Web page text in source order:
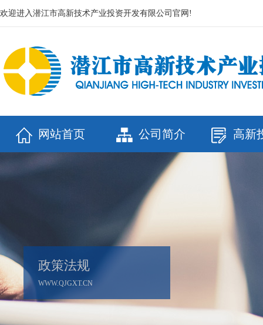
欢迎进入潜江市高新技术产业投资开发有限公司官网!
网站首页 公司简介 高新
政策法规
WWW.QJGXT.CN